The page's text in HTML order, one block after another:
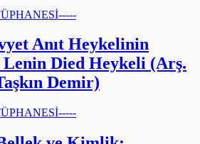
Anıt Heykelinin
Lenin Died Heykeli (Arş.
Demir)